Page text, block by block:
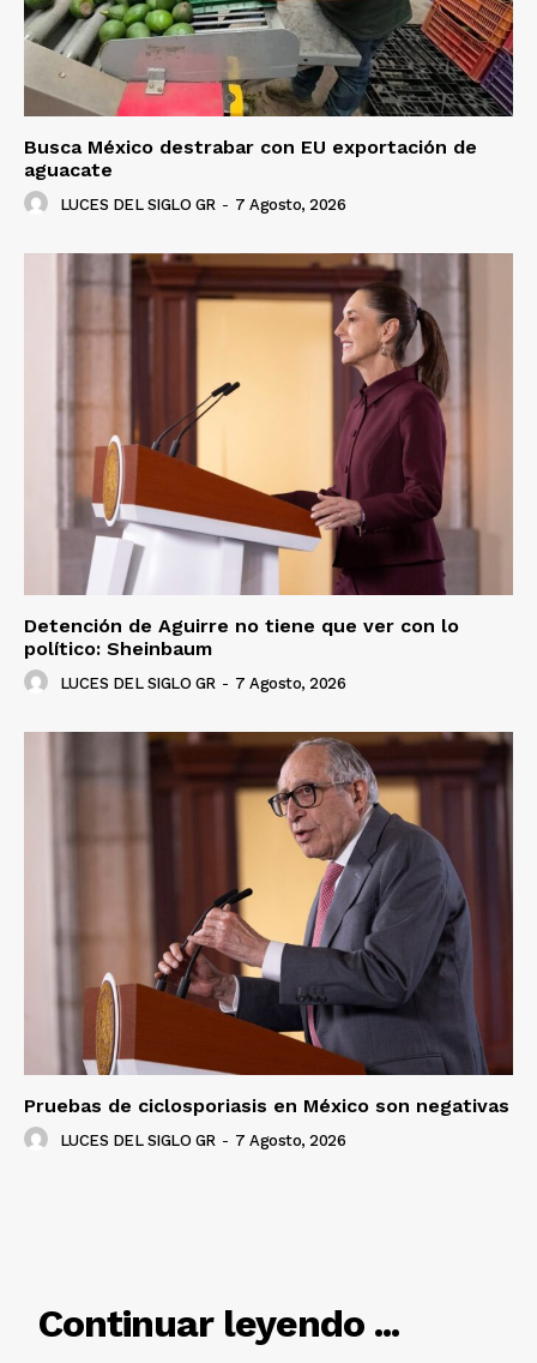
Luces
Del Siglo
Busca México destrabar con EU exportación de
aguacate
LUCES DEL SIGLO GR - 7 Agosto, 2026
Detención de Aguirre no tiene que ver con lo
político: Sheinbaum
LUCES DEL SIGLO GR - 7 Agosto, 2026
Pruebas de ciclosporiasis en México son negativas
LUCES DEL SIGLO GR - 7 Agosto, 2026
Continuar leyendo ...
RELACIONADO